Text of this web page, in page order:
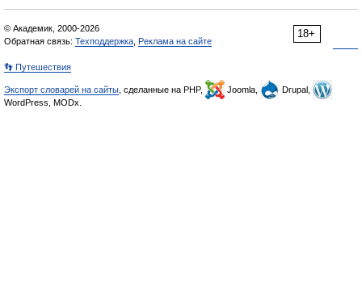
18+
© Академик, 2000-2026
Обратная связь: Техподдержка Реклама на сайте
👣 Путешествия
Экспорт словарей на сайты , сделанные на PHP, Joomla,
Drupal,
WordPress, MODx.